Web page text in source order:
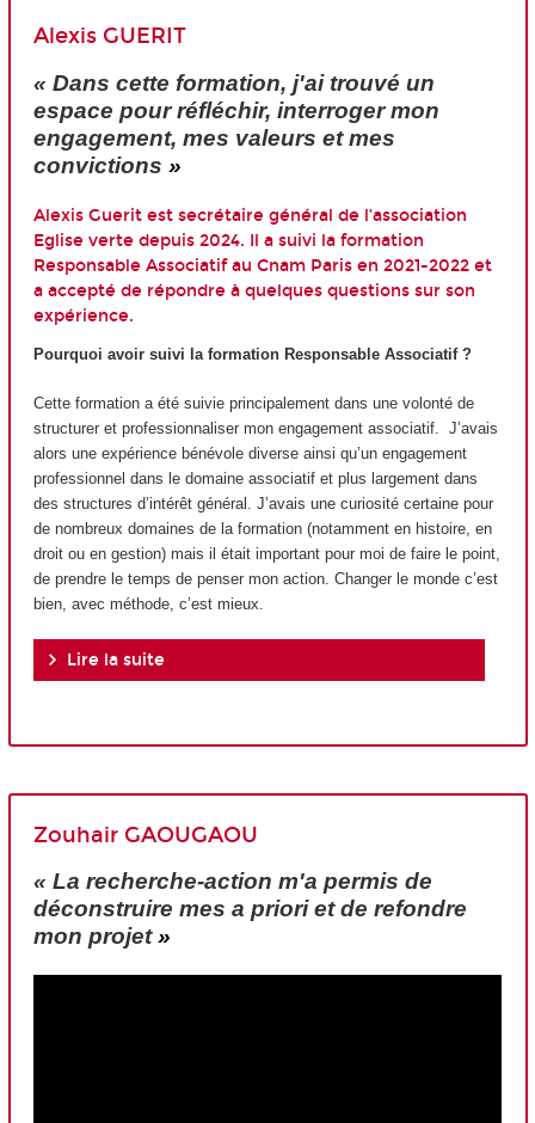
Alexis GUERIT
« Dans cette formation, j'ai trouvé un
espace pour réfléchir, interroger mon
engagement, mes valeurs et mes
convictions »
Alexis Guerit est secrétaire général de l’association
Eglise verte depuis 2024. Il a suivi la formation
Responsable Associatif au Cnam Paris en 2021-2022 et
a accepté de répondre à quelques questions sur son
expérience.
Pourquoi avoir suivi la formation Responsable Associatif ?
Cette formation a été suivie principalement dans une volonté de
structurer et professionnaliser mon engagement associatif. J’avais
alors une expérience bénévole diverse ainsi qu’un engagement
professionnel dans le domaine associatif et plus largement dans
des structures d’intérêt général. J’avais une curiosité certaine pour
de nombreux domaines de la formation (notamment en histoire, en
droit ou en gestion) mais il était important pour moi de faire le point,
de prendre le temps de penser mon action. Changer le monde c’est
bien, avec méthode, c’est mieux.
Lire la suite
Zouhair GAOUGAOU
« La recherche-action m'a permis de
déconstruire mes a priori et de refondre
mon projet»